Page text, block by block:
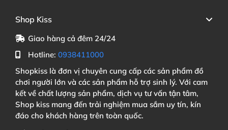
Shop Kiss
Giao hàng cả đêm 24/24
Hotline: 0938411000
Shopkiss là đơn vị chuyên cung cấp các sản phẩm đồ
chơi người lớn và các sản phẩm hỗ trợ sinh lý. Với cam
kết về chất lượng sản phẩm, dịch vụ tư vấn tận tâm,
Shop kiss mang đến trải nghiệm mua sắm uy tín, kín
đáo cho khách hàng trên toàn quốc.